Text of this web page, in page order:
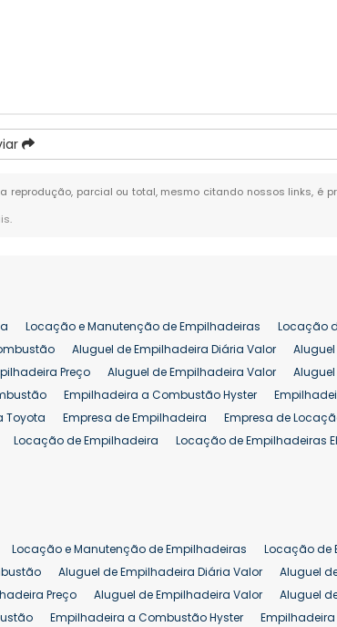
reprodução, parcial ou total, mesmo citando nossos links, é
.
Locação e Manutenção de Empilhadeiras
Locação
Aluguel de Empilhadeira Diária Valor
Preço Aluguel de Empilhadeira Valor
Empilhadeira a Combustão Hyster
Toyota Empresa de Empilhadeira
Empresa de
Locação de Empilhadeira
Locação de Empilhadeiras
25 ton Empilhadeira a Combustão 25 ton
Preço de
Locação e Manutenção de Empilhadeiras
Locação de
Aluguel de Empilhadeira Diária Valor
Aluguel
Preço Aluguel de Empilhadeira Valor
Aluguel
Empilhadeira a Combustão Hyster